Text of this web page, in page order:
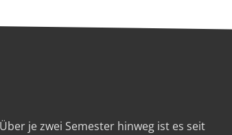
je zwei Semester hinweg ist es seit